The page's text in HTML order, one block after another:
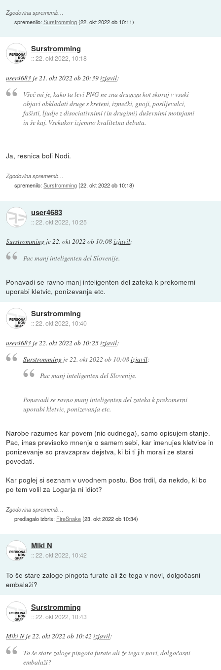
Zgodovina sprememb…
spremenilo:Surstromming(22. okt 2022 ob 10:11)
Surstromming
::22. okt 2022, 10:18
user4683 je21. okt 2022 ob 20:39izjavil:
Všeč mi je, kako ta levi PNG ne zna drugega kot skoraj v vsaki
objavi obkladati druge s kreteni, izmečki, gnoji, posiljevalci,
fašisti, ljudje z disociativnimi (in drugimi) duševnimi motnjami
in še kaj. Vsekakor izjemno kvalitetna debata.
Ja, resnica boli Nodi.
Zgodovina sprememb…
spremenilo:Surstromming(22. okt 2022 ob 10:18)
user4683
::22. okt 2022, 10:25
Surstromming je22. okt 2022 ob 10:08izjavil:
Pac manj inteligenten del Slovenije.
Ponavadi se ravno manj inteligenten del zateka k prekomerni
uporabi kletvic, ponizevanja etc.
Surstromming
::22. okt 2022, 10:40
user4683 je22. okt 2022 ob 10:25izjavil:
Surstrommingje22. okt 2022 ob 10:08izjavil:
Pac manj inteligenten del Slovenije.
Ponavadi se ravno manj inteligenten del zateka k prekomerni
uporabi kletvic, ponizevanja etc.
Narobe razumes kar povem (nic cudnega), samo opisujem stanje.
Pac, imas previsoko mnenje o samem sebi, kar imenujes kletvice in
ponizevanje so pravzaprav dejstva, ki bi ti jih morali ze starsi
povedati.
Kar poglej si seznam v uvodnem postu. Bos trdil, da nekdo, ki bo
po tem volil za Logarja ni idiot?
Zgodovina sprememb…
predlagalo izbris: FireSnake(23. okt 2022 ob 10:34)
Miki N
::22. okt 2022, 10:42
To še stare zaloge pingota furate ali že tega v novi, dolgočasni
embalaži?
Surstromming
::22. okt 2022, 10:43
Miki Nje22. okt 2022 ob 10:42 izjavil:
To še stare zaloge pingota furate ali že tega v novi, dolgočasni
embalaži?